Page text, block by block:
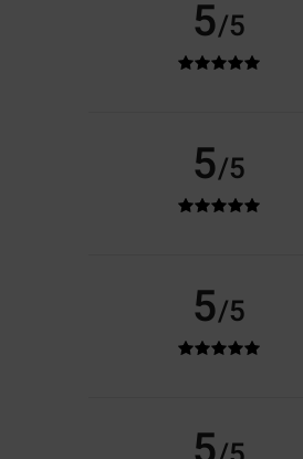
5/5
5/5
5/5